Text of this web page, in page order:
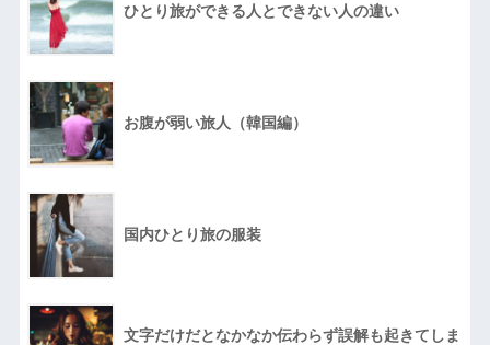
ひとり旅ができる人とできない人の違い
お腹が弱い旅人（韓国編）
国内ひとり旅の服装
文字だけだとなかなか伝わらず誤解も起きてしま